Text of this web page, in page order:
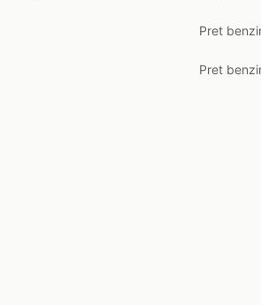
Pret
Pret